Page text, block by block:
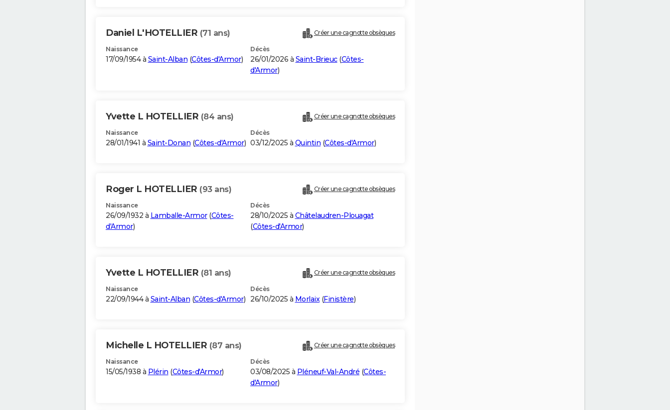
Daniel L'HOTELLIER (71 ans) Créer une cagnotte obsèques
Naissance
17/09/1954 à Saint-Alban (Côtes-d'Armor)
Décès
26/01/2026 à Saint-Brieuc(Côtes-
d'Armor)
Yvette L HOTELLIER (84 ans) Créer une cagnotte obsèques
Naissance
28/01/1941 à Saint-Donan (Côtes-d'Armor)
Décès
03/12/2025 à Quintin (Côtes-d'Armor)
Roger L HOTELLIER (93 ans) Créer une cagnotte obsèques
Naissance
26/09/1932 à Lamballe-Armor(Côtes-
d'Armor)
Décès
28/10/2025 à Châtelaudren-Plouagat
(Côtes-d'Armor)
Yvette L HOTELLIER (81 ans) Créer une cagnotte obsèques
Naissance
22/09/1944 à Saint-Alban (Côtes-d'Armor)
Décès
26/10/2025 à Morlaix(Finistère)
Michelle L HOTELLIER (87 ans) Créer une cagnotte obsèques
Naissance
15/05/1938 à Plérin (Côtes-d'Armor)
Décès
03/08/2025 à Pléneuf-Val-André (Côtes-
d'Armor)